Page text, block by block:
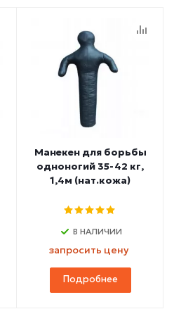
Манекен для борьбы
одноногий 35-42 кг,
1,4м (нат.кожа)
В НАЛИЧИИ
запросить цену
Подробнее